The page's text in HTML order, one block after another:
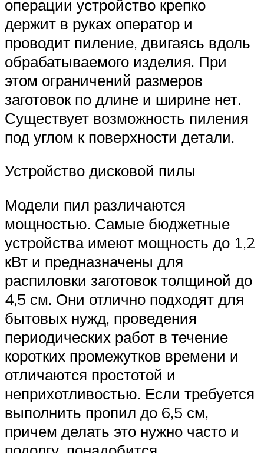
операции устройство крепко
держит в руках оператор и
проводит пиление, двигаясь вдоль
обрабатываемого изделия. При
этом ограничений размеров
заготовок по длине и ширине нет.
Существует возможность пиления
под углом к поверхности детали.
Устройство дисковой пилы
Модели пил различаются
мощностью. Самые бюджетные
устройства имеют мощность до 1,2
кВт и предназначены для
распиловки заготовок толщиной до
4,5 см. Они отлично подходят для
бытовых нужд, проведения
периодических работ в течение
коротких промежутков времени и
отличаются простотой и
неприхотливостью. Если требуется
выполнить пропил до 6,5 см,
причем делать это нужно часто и